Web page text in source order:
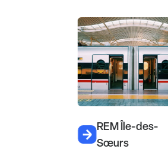
REM Île-des-
Sœurs